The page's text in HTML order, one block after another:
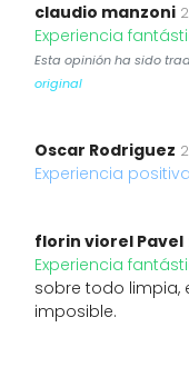
claudio manzoni
Experiencia
Esta opinión ha sido
original
Oscar Rodriguez
Experiencia
florin viorel Pavel
Experiencia
sobre todo limpia,
imposible.